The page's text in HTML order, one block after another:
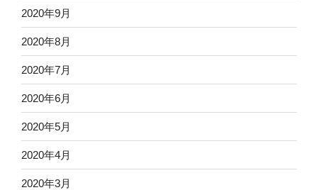
2020年9月
2020年8月
2020年7月
2020年6月
2020年5月
2020年4月
2020年3月